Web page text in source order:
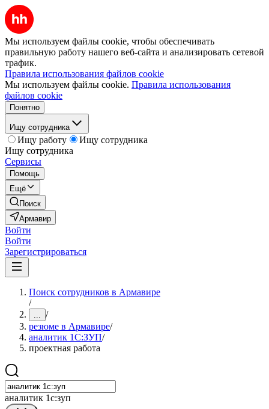
Мы используем файлы cookie, чтобы обеспечивать
правильную работу нашего веб-сайта и анализировать сетевой
трафик.
Правила использования файлов cookie
Мы используем файлы cookie. Правила использования
файлов cookie
Понятно
Ищу сотрудника
Ищу работу
Ищу сотрудника
Ищу сотрудника
Сервисы
Помощь
Ещё
Поиск
Армавир
Войти
Войти
Зарегистрироваться
Поиск сотрудников в Армавире
/
... /
резюме в Армавире/
аналитик 1С:ЗУП/
проектная работа
аналитик 1с:зуп